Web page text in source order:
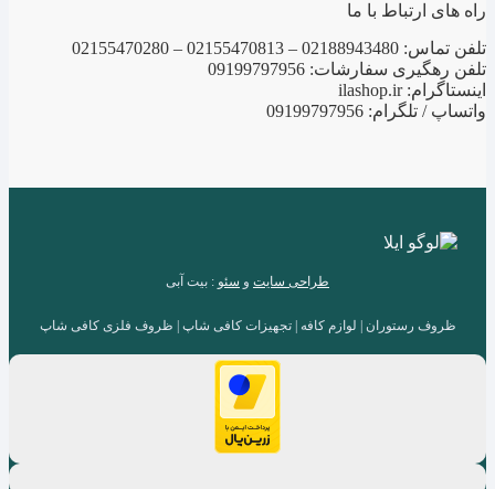
راه های ارتباط با ما
تلفن تماس: 02188943480 – 02155470813 – 02155470280
تلفن رهگیری سفارشات: 09199797956
اینستاگرام: ilashop.ir
واتساپ / تلگرام: 09199797956
طراحی سایت و سئو : بیت آبی
ظروف رستوران | لوازم کافه | تجهیزات کافی شاپ | ظروف فلزی کافی شاپ